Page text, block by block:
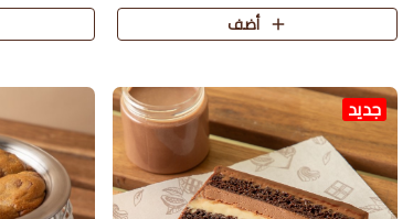
أضف
جديد